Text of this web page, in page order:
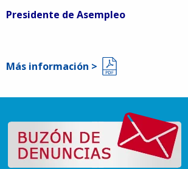
Presidente de Asempleo
Más información >